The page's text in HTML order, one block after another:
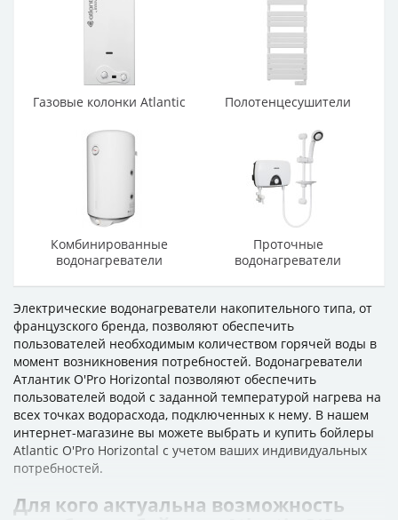
Электрические водонагреватели накопительного типа, от
французского бренда, позволяют обеспечить
пользователей необходимым количеством горячей воды в
момент возникновения потребностей. Водонагреватели
Атлантик O'Pro Horizontal позволяют обеспечить
пользователей водой с заданной температурой нагрева на
всех точках водорасхода, подключенных к нему. В нашем
интернет-магазине вы можете выбрать и купить бойлеры
Atlantic O'Pro Horizontal с учетом ваших индивидуальных
потребностей.
Для кого актуальна возможность
Газовые колонки Atlantic Полотенцесушители
Комбинированные
водонагреватели
Проточные
водонагреватели